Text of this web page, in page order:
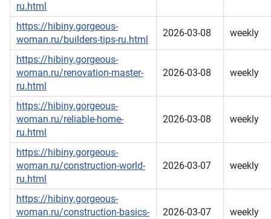
ru.html
https://hibiny.gorgeous-
woman.ru/builders-tips-ru.html
2026-03-08 weekly
https://hibiny.gorgeous-
woman.ru/renovation-master-
ru.html
2026-03-08 weekly
https://hibiny.gorgeous-
woman.ru/reliable-home-
ru.html
2026-03-08 weekly
https://hibiny.gorgeous-
woman.ru/construction-world-
ru.html
2026-03-07 weekly
https://hibiny.gorgeous-
woman.ru/construction-basics-
2026-03-07 weekly